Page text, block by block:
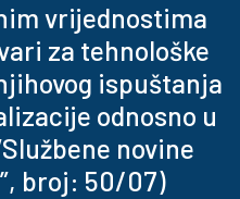
vrijednostima
za tehnološke
ispuštanja
odnosno u
novine
broj: 50/07)